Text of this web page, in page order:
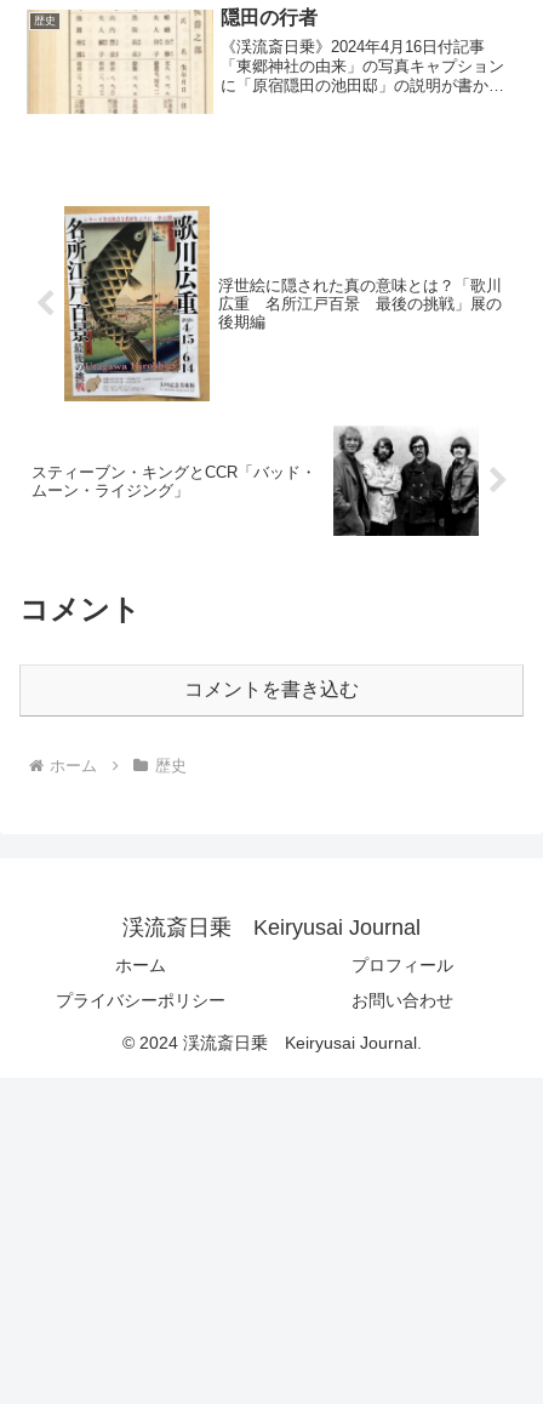
にはますます磨きが掛かっている感じで
す。120歳まで生きるつ...
歴史 隠田の行者
《渓流斎日乗》2024年4月16日付記事
「東郷神社の由来」の写真キャプション
に「原宿隠田の池田邸」の説明が書かれ
浮世絵に隠された真の意味とは？「歌川
広重 名所江戸百景 最後の挑戦」展の
後期編
スティーブン・キングとCCR「バッド・
ムーン・ライジング」
コメント
コメントを書き込む
ホーム 歴史
渓流斎日乗 Keiryusai Journal
ホーム
プロフィール
プライバシーポリシー
お問い合わせ
© 2024 渓流斎日乗 Keiryusai Journal.